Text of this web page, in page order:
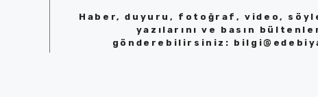
Haber, duyuru, fotoğraf, video,
yazılarını ve basın
gönderebilirsiniz: